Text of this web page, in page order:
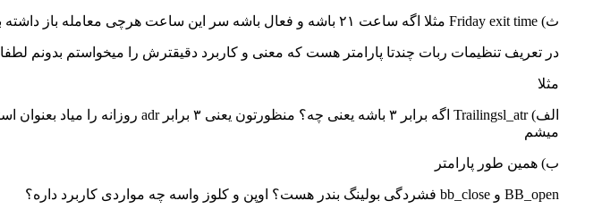
ث) Friday exit time مثلا اگه ساعت ۲۱ باشه و فعال باشه سر این ساعت هرچی معامله باز داشته باشیم را خودش میبنده حتی اگه همون روز معامله را باز کرده باشه؟سلام استاد ارادت
در تعریف تنظیمات ربات چندتا پارامتر هست که معنی و کاربرد دقیقترش را میخواستم بدونم لطفا
مثلا
میشم
ب) همین طور پارامتر
BB_open و bb_close فشردگی بولینگ بندر هست؟ اوپن و کلوز واسه چه مواردی کاربرد داره؟